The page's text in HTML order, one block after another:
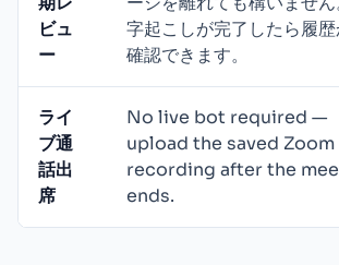
ビュ
ー
字起こしが完了したら履歴
確認できます。
ライ
ブ通
話出
席
No live bot required —
upload the saved Zoom
recording after the
ends.